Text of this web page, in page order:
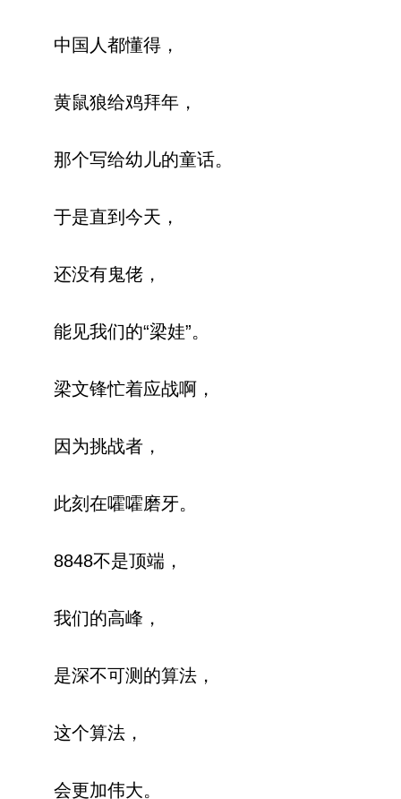
中国人都懂得，
黄鼠狼给鸡拜年，
那个写给幼儿的童话。
于是直到今天，
还没有鬼佬，
能见我们的“梁娃”。
梁文锋忙着应战啊，
因为挑战者，
此刻在嚯嚯磨牙。
8848不是顶端，
我们的高峰，
是深不可测的算法，
这个算法，
会更加伟大。